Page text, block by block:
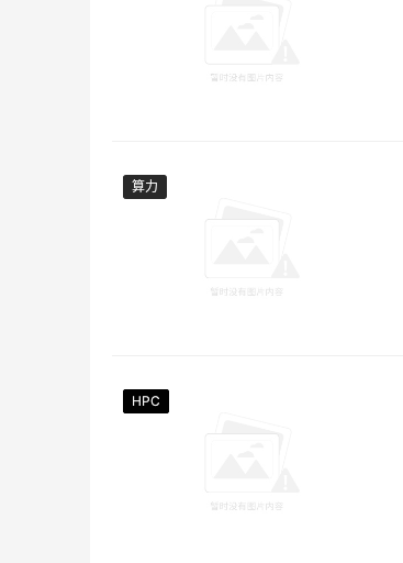
算力
算力
HPC
HPC
HPC
HPC
HPC
HPC